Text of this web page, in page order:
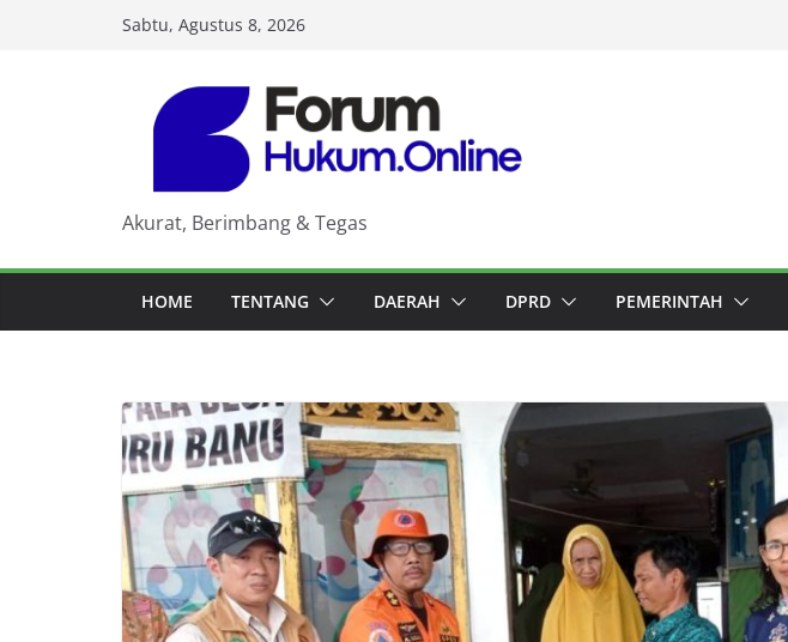
Sabtu, Agustus 8, 2026
Akurat, Berimbang & Tegas
HOME TENTANG DAERAH DPRD PEMERINTAH